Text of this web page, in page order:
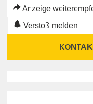
Anzeige
Verstoß melden